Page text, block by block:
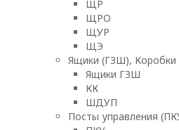
ЩР
ЩРО
ЩУР
ЩЭ
Ящики (ГЗШ),
Ящики ГЗШ
КК
ШДУП
Посты управления